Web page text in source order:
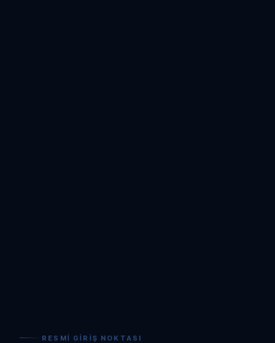
RESMI GIRIŞ NOKTASI